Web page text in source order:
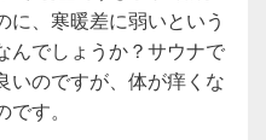
に、寒暖差に弱いという
んでしょうか？サウナで
いのですが、体が痒くな
す。